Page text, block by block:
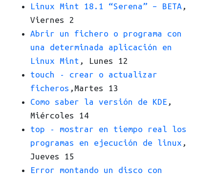
Linux Mint 18.1 “Serena” – BETA ,
Viernes 2
Abrir un fichero o programa con
una determinada aplicación en
Linux Mint , Lunes 12
touch - crear o actualizar
ficheros ,Martes 13
Como saber la versión de KDE ,
Miércoles 14
top - mostrar en tiempo real los
programas en ejecución de linux ,
Jueves 15
Error montando un disco con